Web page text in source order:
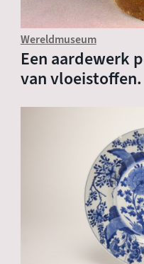
Wereldmuseum
Een aardewerk
van vloeistoffen.